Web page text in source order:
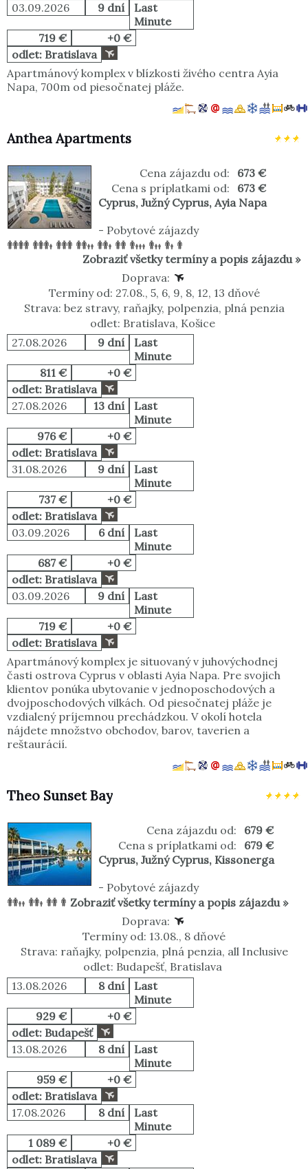
03.09.2026
9 dní
Last
Minute
719 €
+0 €
odlet: Bratislava
Apartmánový komplex v blízkosti živého centra Ayia
Napa, 700m od piesočnatej pláže.
Anthea Apartments
Cena zájazdu od:
673 €
Cena s príplatkami od:
673 €
Cyprus, Južný Cyprus, Ayia Napa
- Pobytové zájazdy
Zobraziť všetky termíny a popis zájazdu »
Doprava:
Termíny od: 27.08., 5, 6, 9, 8, 12, 13 dňové
Strava: bez stravy, raňajky, polpenzia, plná penzia
odlet: Bratislava, Košice
27.08.2026
9 dní
Last
Minute
811 €
+0 €
odlet: Bratislava
27.08.2026
13 dní
Last
Minute
976 €
+0 €
odlet: Bratislava
31.08.2026
9 dní
Last
Minute
737 €
+0 €
odlet: Bratislava
03.09.2026
6 dní
Last
Minute
687 €
+0 €
odlet: Bratislava
03.09.2026
9 dní
Last
Minute
719 €
+0 €
odlet: Bratislava
Apartmánový komplex je situovaný v juhovýchodnej
časti ostrova Cyprus v oblasti Ayia Napa. Pre svojich
klientov ponúka ubytovanie v jednoposchodových a
dvojposchodových vilkách. Od piesočnatej pláže je
vzdialený príjemnou prechádzkou. V okolí hotela
nájdete množstvo obchodov, barov, taverien a
reštaurácií.
Theo Sunset Bay
Cena zájazdu od:
679 €
Cena s príplatkami od:
679 €
Cyprus, Južný Cyprus, Kissonerga
- Pobytové zájazdy
Zobraziť všetky termíny a popis zájazdu »
Doprava:
Termíny od: 13.08., 8 dňové
Strava: raňajky, polpenzia, plná penzia, all Inclusive
odlet: Budapešť, Bratislava
13.08.2026
8 dní
Last
Minute
929 €
+0 €
odlet: Budapešť
13.08.2026
8 dní
Last
Minute
959 €
+0 €
odlet: Bratislava
17.08.2026
8 dní
Last
Minute
1 089 €
+0 €
odlet: Bratislava